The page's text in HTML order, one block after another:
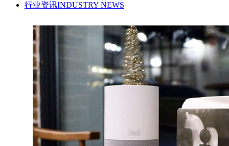
行业资讯INDUSTRY NEWS